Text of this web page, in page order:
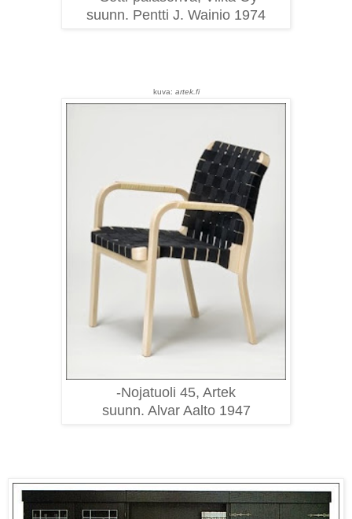
suunn. Pentti J. Wainio 1974
kuva: artek.fi
-Nojatuoli 45, Artek
suunn. Alvar Aalto 1947